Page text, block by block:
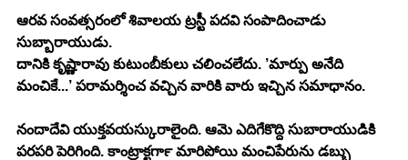
ఆరవ సంవత్సరంలో శివాలయ ట్రస్టీ పదవి సంపాదించాడు
సుబ్బారాయుడు.
దానికి కృష్ణారావు కుటుంబీకులు చలించలేదు. ’మార్పు అనేది
మంచికే...’ పరామర్శించ వచ్చిన వారికి వారు ఇచ్చిన సమాధానం.
నందాదేవి యుక్తవయస్కురాలైంది. ఆమె ఎదిగేకొద్ది సుబారాయుడికి
పరపరి పెరిగింది. కాంట్రాక్టర్‍గా మారిపోయి మంచిపేరును డబ్బు